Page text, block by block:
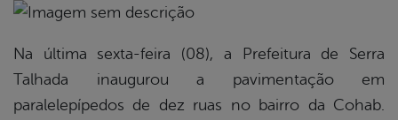
Na última sexta-feira (08), a Prefeitura de Serra
Talhada inaugurou a pavimentação em
paralelepípedos de dez ruas no bairro da Cohab.